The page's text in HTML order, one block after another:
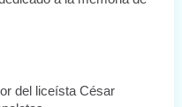
del liceísta César